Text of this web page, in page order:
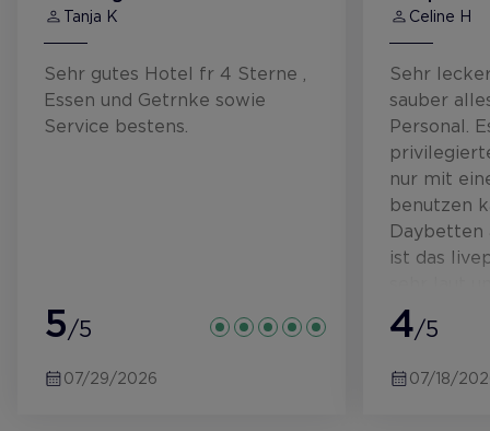
Tanja K
Sehr gutes Hotel fr 4 Sterne ,
Essen und Getrnke sowie
Service bestens.
5/5
07/29/2026
Celine H
Sehr
sauber
Personal.
nur mit
benutzen
Daybetten
ist das
den
4/5
07/18/